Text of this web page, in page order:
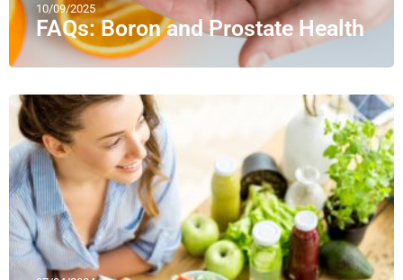
10/09/2025
FAQs: Boron and Prostate Health